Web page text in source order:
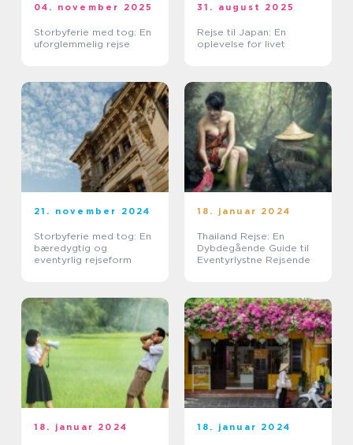
04. november 2025
Storbyferie med tog: En
uforglemmelig rejse
31. august 2025
Rejse til Japan: En
oplevelse for livet
21. november 2024
Storbyferie med tog: En
bæredygtig og
eventyrlig rejseform
18. januar 2024
Thailand Rejse: En
Dybdegående Guide til
Eventyrlystne Rejsende
18. januar 2024 18. januar 2024